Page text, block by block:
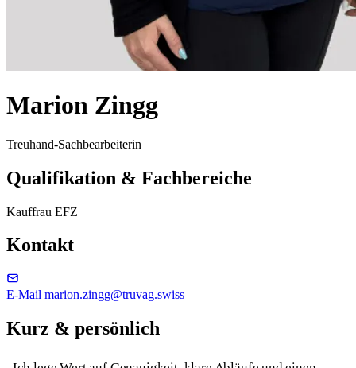
Marion Zingg
Treuhand-Sachbearbeiterin
Qualifikation & Fachbereiche
Kauffrau EFZ
Kontakt
E-Mail marion.zingg@truvag.swiss
Kurz & persönlich